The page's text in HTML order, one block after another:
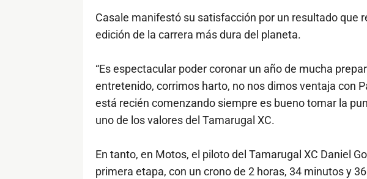
Casale manifestó su satisfacción por un resultado que
edición de la carrera más dura del planeta.
“Es espectacular poder coronar un año de mucha
entretenido, corrimos harto, no nos dimos ventaja con
está recién comenzando siempre es bueno tomar la
uno de los valores del Tamarugal XC.
En tanto, en Motos, el piloto del Tamarugal XC Daniel
primera etapa, con un crono de 2 horas, 34 minutos y